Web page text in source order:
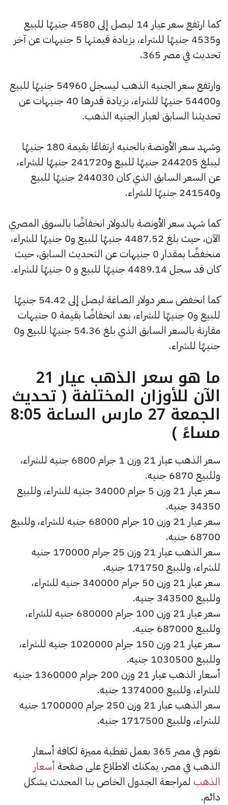
كما ارتفع سعر عيار 14 ليصل إلى 4580 جنيهًا للبيع
و4535 جنيهًا للشراء، بزيادة قيمتها 5 جنيهات عن آخر
تحديث في مصر 365.
وارتفع سعر الجنيه الذهب ليسجل 54960 جنيهًا للبيع
و54400 جنيهًا للشراء، بزيادة قدرها 40 جنيهات عن
تحديثنا السابق لعيار الجنيه الذهب.
وشهد سعر الأونصة بالجنيه ارتفاعًا بقيمة 180 جنيهًا
ليبلغ 244205 جنيهًا للبيع و241720 جنيهًا للشراء،
عن السعر السابق الذي كان 244030 جنيهًا للبيع
و241540 جنيهًا للشراء.
كما شهد سعر الأونصة بالدولار انخفاضًا بالسوق المصري
الآن، حيث بلغ 4487.52 جنيهًا للبيع و0 جنيهًا للشراء،
منخفضًا بمقدار 0 جنيهات عن التحديث السابق، حيث
كان قد سجل 4489.14 جنيهًا للبيع و 0 جنيهًا للشراء.
كما انخفض سعر دولار الصاغة ليصل إلى 54.42 جنيهًا
للبيع و0 جنيهًا للشراء، بعد انخفاضًا بقيمة 0 جنيهات
مقارنة بالسعر السابق الذي بلغ 54.36 جنيهًا للبيع و0
جنيهًا للشراء.
ما هو سعر الذهب عيار 21
الآن للأوزان المختلفة ( تحديث
الجمعة 27 مارس الساعة 8:05
مساءً )
سعر الذهب عيار 21 وزن 1 جرام 6800 جنيه للشراء،
وللبيع 6870 جنيه.
سعر عيار 21 وزن 5 جرام 34000 جنيه للشراء، وللبيع
34350 جنيه.
سعر عيار 21 وزن 10 جرام 68000 جنيه للشراء، وللبيع
68700 جنيه.
سعر الذهب عيار 21 وزن 25 جرام 170000 جنيه
للشراء، وللبيع 171750 جنيه.
سعر عيار 21 وزن 50 جرام 340000 جنيه للشراء،
وللبيع 343500 جنيه.
سعر عيار 21 وزن 100 جرام 680000 جنيه للشراء،
وللبيع 687000 جنيه.
سعر عيار 21 وزن 150 جرام 1020000 جنيه للشراء،
وللبيع 1030500 جنيه.
أسعار الذهب عيار 21 وزن 200 جرام 1360000 جنيه
للشراء، وللبيع 1374000 جنيه.
سعر الذهب عيار 21 وزن 250 جرام 1700000 جنيه
للشراء، وللبيع 1717500 جنيه.
نقوم في مصر 365 بعمل تغطية مميزة لكافة أسعار
الذهب في مصر، يمكنك الاطلاع على صفحة أسعار
الذهب لمراجعة الجدول الخاص بنا المحدث بشكل
دائم.